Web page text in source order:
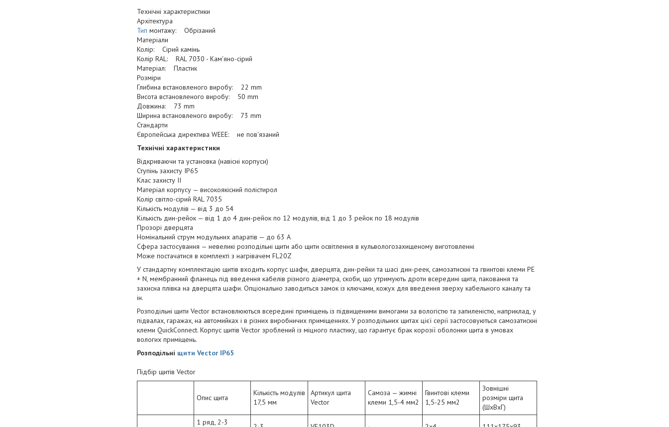
Технічні характеристики
Архітектура
Тип монтажу: Обрізаний
Матеріали
Колір: Сірий камінь
Колір RAL: RAL 7030 - Кам'яно-сірий
Матеріал: Пластик
Розміри
Глибина встановленого виробу: 22 mm
Висота встановленого виробу: 50 mm
Довжина: 73 mm
Ширина встановленого виробу: 73 mm
Стандарти
Європейська директива WEEE: не пов'язаний
Технічні характеристики
Відкриваючи та установка (навісні корпуси)
Ступінь захисту IP65
Клас захисту II
Матеріал корпусу — високоякісний полістирол
Колір світло-сірий RAL 7035
Кількість модулів — від 3 до 54
Кількість дин-рейок — від 1 до 4 дин-рейок по 12 модулів, від 1 до 3 рейок по 18 модулів
Прозорі дверцята
Номінальний струм модульних апаратів — до 63 А
Сфера застосування — невеликі розподільні щити або щити освітлення в кульвологозахищеному виготовленні
Може постачатися в комплекті з нагрівачем FL20Z
У стандартну комплектацію щитів входить корпус шафи, дверцята, дин-рейки та шасі дин-реек, самозатискні та гвинтові клеми PE
+ N, мембранний фланець під введення кабелів різного діаметра, скоби, що утримують дроти всередині щита, паковання та
захисна плівка на дверцята шафи. Опціонально заводиться замок із ключами, кожух для введення зверху кабельного каналу та
ін.
Розподільні щити Vector встановлюються всередині приміщень із підвищеними вимогами за вологістю та запиленістю, наприклад, у
підвалах, гаражах, на автомийках і в різних виробничих приміщеннях. У розподільних щитах цієї серії застосовуються самозатискні
клеми QuickConnect. Корпус щитів Vector зроблений із міцного пластику, що гарантує брак корозії оболонки щита в умовах
вологих приміщень.
Розподільні щити Vector IP65
Підбір щитів Vector
Опис щита
Кількість модулів
17,5 мм
Артикул щита
Vector
Самоза — жимні
клеми 1,5-4 мм2
Гвинтові клеми
1,5-25 мм2
Зовнішні
розміри щита
(ШхВхГ)
1 ряд, 2-3